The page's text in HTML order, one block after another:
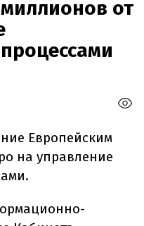
от
Европейским
на управление